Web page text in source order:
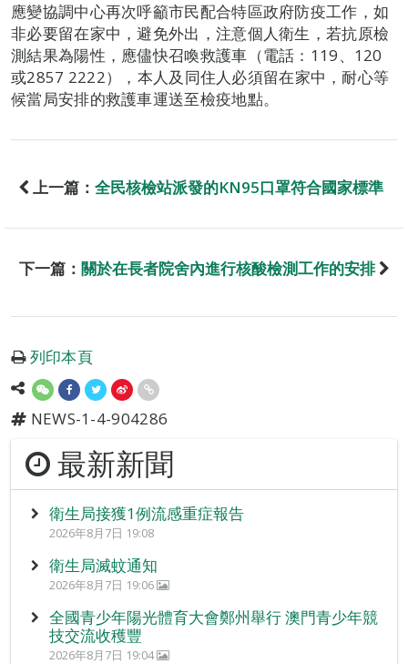
應變協調中心再次呼籲市民配合特區政府防疫工作，如
非必要留在家中，避免外出，注意個人衛生，若抗原檢
測結果為陽性，應儘快召喚救護車（電話：119、120
或2857 2222），本人及同住人必須留在家中，耐心等
候當局安排的救護車運送至檢疫地點。
上一篇： 全民核檢站派發的KN95口罩符合國家標準
下一篇： 關於在長者院舍內進行核酸檢測工作的安排
列印本頁
NEWS-1-4-904286
最新新聞
衛生局接獲1例流感重症報告
2026年8月7日 19:08
衛生局滅蚊通知
2026年8月7日 19:06
全國青少年陽光體育大會鄭州舉行 澳門青少年競
技交流收穫豐
2026年8月7日 19:04